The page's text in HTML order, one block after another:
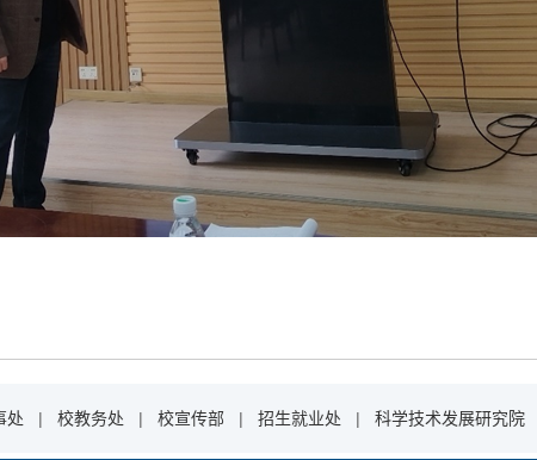
处 | 校教务处 | 校宣传部 | 招生就业处 | 科学技术发展研究院